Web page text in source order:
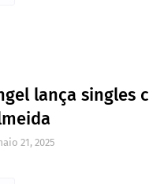
lança singles
21, 2025